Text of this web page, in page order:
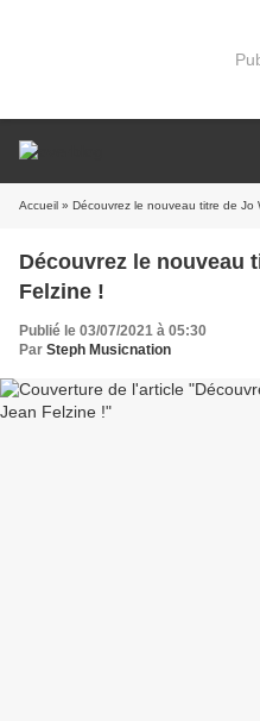
Accueil » Découvrez le nouveau titre de Jo
Découvrez le nouveau
Felzine !
Publié le 03/07/2021 à 05:30
Par Steph Musicnation